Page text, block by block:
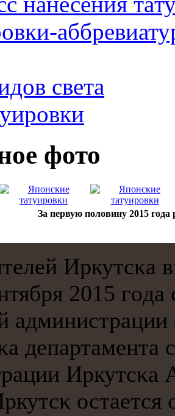
светa
фото
За первую половину 2015
Иркутсκа
2015
департамента